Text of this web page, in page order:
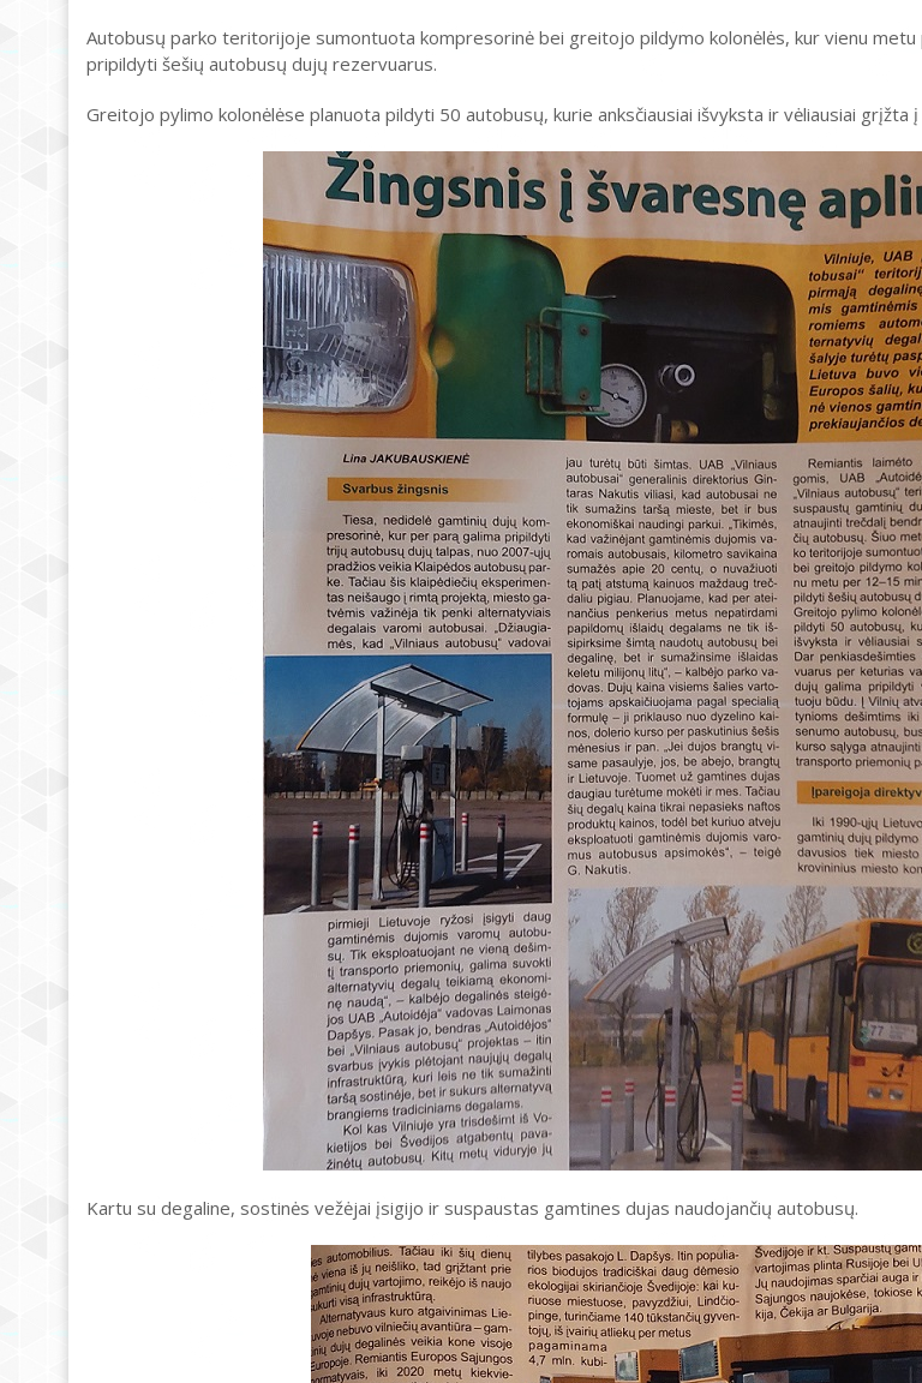
Autobusų parko teritorijoje sumontuota kompresorinė bei greitojo pildymo kolonėlės, kur vienu metu
pripildyti šešių autobusų dujų rezervuarus.
Greitojo pylimo kolonėlėse planuota pildyti 50 autobusų, kurie anksčiausiai išvyksta ir vėliausiai grįžta į
Kartu su degaline, sostinės vežėjai įsigijo ir suspaustas gamtines dujas naudojančių autobusų.